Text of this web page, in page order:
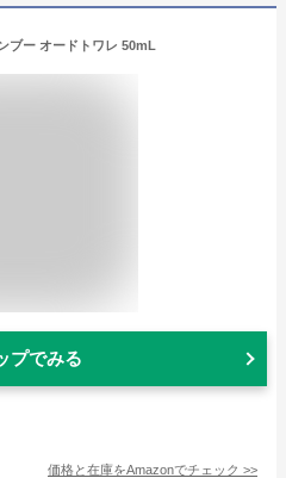
ブー オードトワレ 50mL
プでみる
価格と在庫をAmazonでチェック >>